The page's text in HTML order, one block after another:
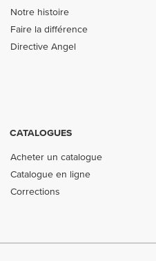
Notre histoire
Faire la différence
Directive Angel
CATALOGUES
Acheter un catalogue
Catalogue en ligne
Corrections